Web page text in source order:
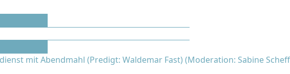
mit Abendmahl (Predigt: Waldemar Fast) (Moderation: Sabine